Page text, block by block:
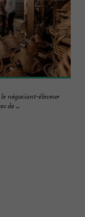
négociant-éleveur
de ...